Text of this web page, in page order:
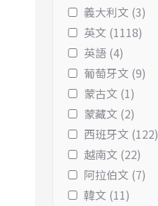
義大利文 (3)
英文 (1118)
英語 (4)
葡萄牙文 (9)
蒙古文 (1)
蒙藏文 (2)
西班牙文 (122)
越南文 (22)
阿拉伯文 (7)
韓文 (11)